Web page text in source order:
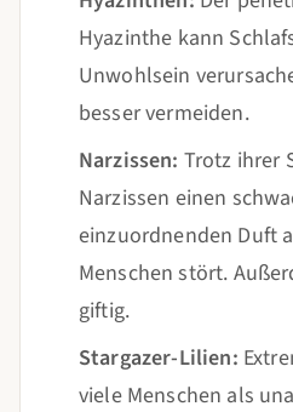
Hyazinthe kann
Unwohlsein
besser vermeiden.
Narzissen: Trotz ihrer
Narzissen einen
einzuordnenden Duft
Menschen stört.
giftig.
Stargazer-Lilien:
viele Menschen als